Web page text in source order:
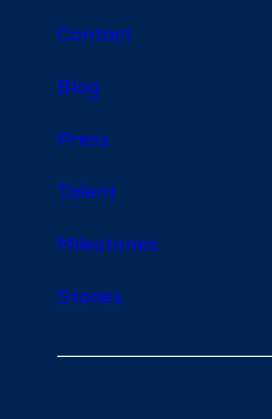
Contact
Blog
Press
Talent
Milestones
Stories